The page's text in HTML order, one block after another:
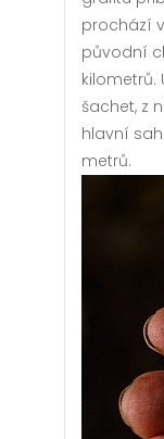
prochází
původní
kilometrů.
šachet, z
hlavní
metrů.